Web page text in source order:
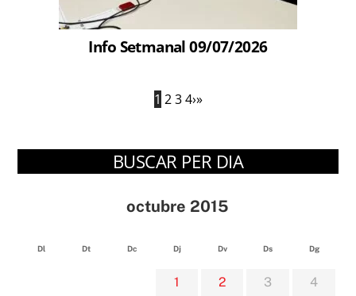
Info Setmanal 09/07/2026
1 2 3 4›»
BUSCAR PER DIA
octubre 2015
Dl Dt Dc Dj Dv Ds Dg
1 2 3 4